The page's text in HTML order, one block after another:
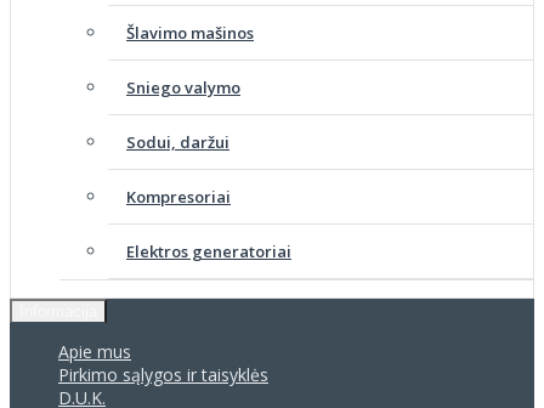
Šlavimo mašinos
Sniego valymo
Sodui, daržui
Kompresoriai
Elektros generatoriai
Apie mus
Pirkimo sąlygos ir taisyklės
D.U.K.